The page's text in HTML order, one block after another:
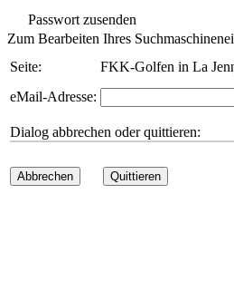
Passwort zusenden
Zum Bearbeiten Ihres
Seite:
FKK-Golfen in La
eMail-Adresse:
Dialog abbrechen oder quittieren:
Abbrechen Quittieren